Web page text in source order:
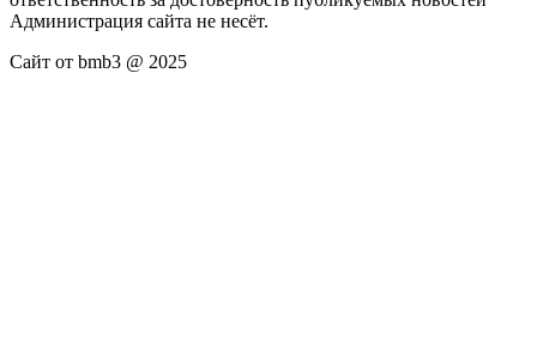
Администрация сайта не несёт.
Сайт от bmb3 @ 2025